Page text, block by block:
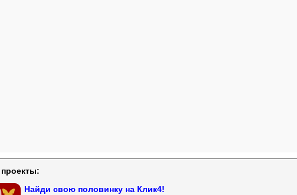
Найди свою половинку на Клик4!